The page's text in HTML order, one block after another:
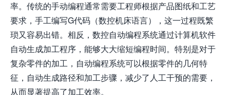
率。传统的手动编程通常需要工程师根据产品图纸和工艺
要求，手工编写G代码（数控机床语言），这一过程既繁
琐又容易出错。相反，数控自动编程系统通过计算机软件
自动生成加工程序，能够大大缩短编程时间。特别是对于
复杂零件的加工，自动编程系统可以根据零件的几何特
征，自动生成路径和加工步骤，减少了人工干预的需要，
从而显著提高了加工效率。